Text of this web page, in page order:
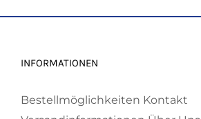
INFORMATIONEN
Bestellmöglichkeiten Kontakt